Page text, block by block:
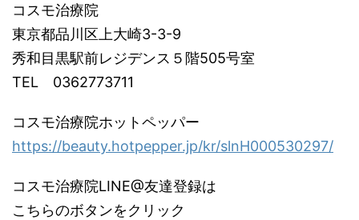
コスモ治療院
東京都品川区上大崎3-3-9
秀和目黒駅前レジデンス５階505号室
TEL 0362773711
コスモ治療院ホットペッパー
https://beauty.hotpepper.jp/kr/slnH000530297/
コスモ治療院LINE@友達登録は
こちらのボタンをクリック